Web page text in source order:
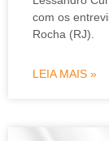
com os
Rocha (RJ).
LEIA MAIS »